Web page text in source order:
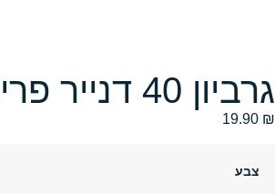
גרביון 40 דנייר פרימיום
19.90 ₪
צבע